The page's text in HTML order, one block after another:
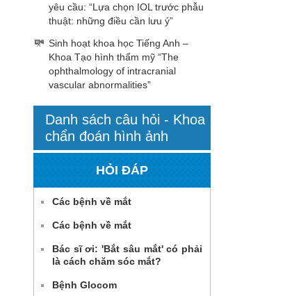
yêu cầu: “Lựa chọn IOL trước phẫu
thuật: những điều cần lưu ý”
Sinh hoạt khoa học Tiếng Anh –
Khoa Tạo hình thẩm mỹ “The
ophthalmology of intracranial
vascular abnormalities”
Danh sách câu hỏi - Khoa
chẩn đoán hình ảnh
HỎI ĐÁP
Các bệnh về mắt
Các bệnh về mắt
Bác sĩ ơi: 'Bắt sâu mắt' có phải
là cách chăm sóc mắt?
Bệnh Glocom